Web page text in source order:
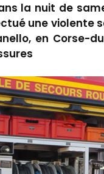
la nuit de
une violente
en Corse-